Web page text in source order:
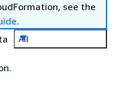
see the
.
All